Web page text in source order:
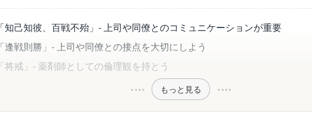
「知己知彼、百戦不殆」- 上司や同僚とのコミュニケーションが重要
「逢戦則勝」- 上司や同僚との接点を大切にしよう
「将戒」- 薬剤師としての倫理観を持とう
もっと見る